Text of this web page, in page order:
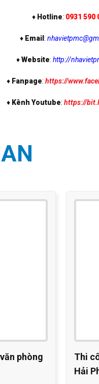
♦ Hotline: 0931 590
♦ Email:
♦Website: http://
♦Fanpage: https://
♦ Kênh Youtube:https://
phòng
Thi
Hải